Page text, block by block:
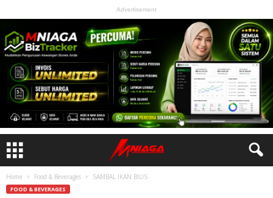
Advertisement
Home Food & Beverages SAMBAL IKAN BILIS
FOOD & BEVERAGES